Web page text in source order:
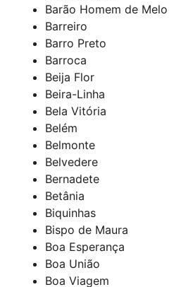
Barão Homem de Melo
Barreiro
Barro Preto
Barroca
Beija Flor
Beira-Linha
Bela Vitória
Belém
Belmonte
Belvedere
Bernadete
Betânia
Biquinhas
Bispo de Maura
Boa Esperança
Boa União
Boa Viagem